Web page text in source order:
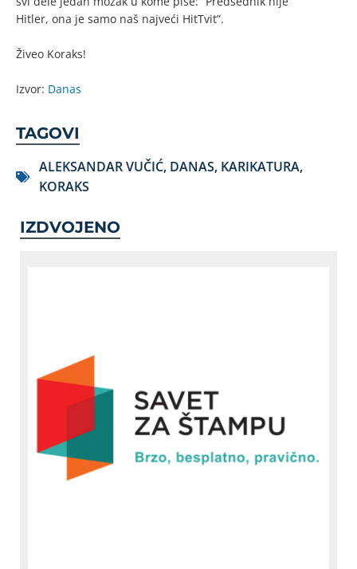
Hitler, ona je samo naš najveći HitTvit”.
Živeo Koraks!
Izvor: Danas
TAGOVI
ALEKSANDAR VUČIĆ, DANAS, KARIKATURA,
KORAKS
IZDVOJENO